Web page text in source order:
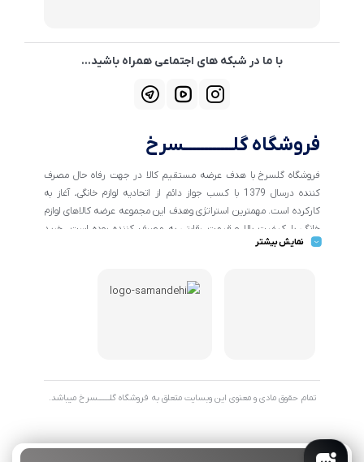
با ما در شبکه های اجتماعی همراه باشید...
فروشگاه گلــــــــــــسرخ
فروشگاه گلسرخ با هدف عرضه مستقیم کالا در جهت رفاه حال مصرف
کننده درسال 1379 با کسب جواز دائم از اتحادیه لوازم خانگی، آغاز به
کارکرده است. مهمترین استراتژی وهدف این مجموعه عرضه کالاهای لوازم
خانگی با کیفیت بالا و قیمت رقابتی به مصرف کننده بوده است. خرید
کالاهای خانگی و تهیه جهیزیه دراین فروشگاه آسان ومطمئن صورت می
فروشگاه اینترنتی گلسرخ به خدمت رسانی گسترده تر و با شرایط بهتر
نمایش بیشتر
تمام حقوق مادی و معنوی این وبسایت متعلق به فروشگاه گلـــــــسرخ میباشد.